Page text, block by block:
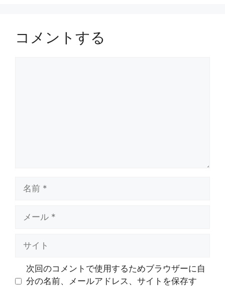
コメントする
次回のコメントで使用するためブラウザーに自
分の名前、メールアドレス、サイトを保存す